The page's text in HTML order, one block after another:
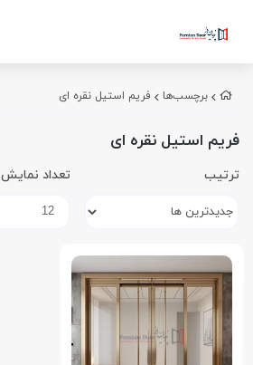
برچسب‌ها فریم استیل نقره ای
فریم استیل نقره ای
ترتیب تعداد نمایش